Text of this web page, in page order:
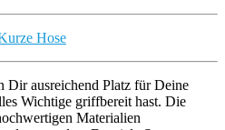
Dir ausreichend Platz für Deine
Wichtige griffbereit hast. Die
Materialien